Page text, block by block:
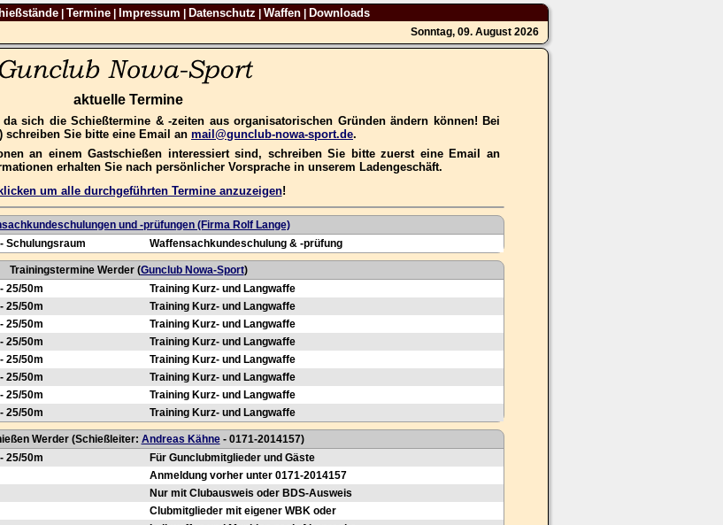
| Termine| Impressum Datenschutz Waffen| Downloads
Sonntag, 09. August 2026
aktuelle Termine
sich die Schießtermine & -zeiten aus organisatorischen Gründen ändern können! Bei
) schreiben Sie bitte eine Email an mail@gunclub-nowa-sport.de.
an einem Gastschießen interessiert sind, schreiben Sie bitte zuerst eine Email an
erhalten Sie nach persönlicher Vorsprache in unserem Ladengeschäft.
um alle durchgeführten Termine anzuzeigen!
und -prüfungen (Firma Rolf Lange)
Schulungsraum Waffensachkundeschulung & -prüfung
Trainingstermine Werder (Gunclub Nowa-Sport)
25/50m
Training Kurz- und Langwaffe
25/50m
Training Kurz- und Langwaffe
25/50m
Training Kurz- und Langwaffe
25/50m
Training Kurz- und Langwaffe
25/50m
Training Kurz- und Langwaffe
25/50m
Training Kurz- und Langwaffe
25/50m
Training Kurz- und Langwaffe
25/50m Training Kurz- und Langwaffe
Werder (Schießleiter: Andreas Kähne- 0171-2014157)
25/50m
Für Gunclubmitglieder und Gäste
Anmeldung vorher unter 0171-2014157
Nur mit Clubausweis oder BDS-Ausweis
Clubmitglieder mit eigener WBK oder